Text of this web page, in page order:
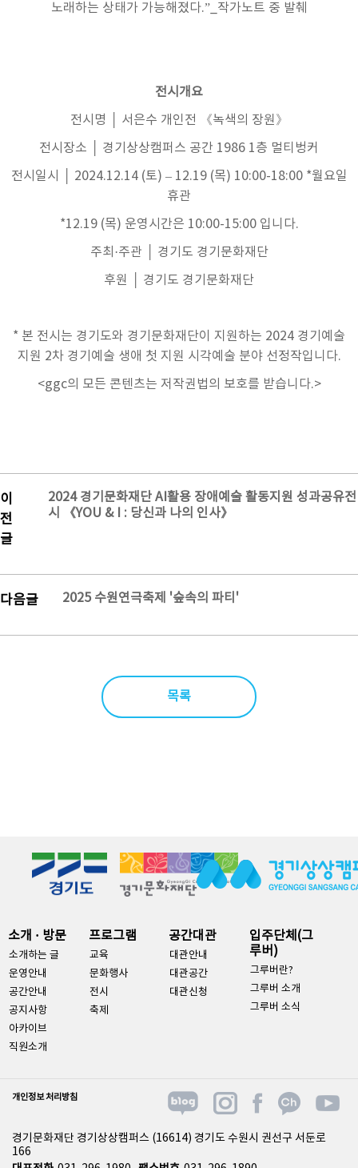
노래하는 상태가 가능해졌다.”_작가노트 중 발췌
전시개요
전시명 │ 서은수 개인전 《녹색의 장원》
전시장소 │ 경기상상캠퍼스 공간 1986 1층 멀티벙커
전시일시 │ 2024.12.14 (토) – 12.19 (목) 10:00-18:00 *월요일
휴관
*12.19 (목) 운영시간은 10:00-15:00 입니다.
주최·주관 │ 경기도 경기문화재단
후원 │ 경기도 경기문화재단
* 본 전시는 경기도와 경기문화재단이 지원하는 2024 경기예술
지원 2차 경기예술 생애 첫 지원 시각예술 분야 선정작입니다.
<ggc의 모든 콘텐츠는 저작권법의 보호를 받습니다.>
이
전
글
2024 경기문화재단 AI활용 장애예술 활동지원 성과공유전
시 《YOU & I : 당신과 나의 인사》
다음글 2025 수원연극축제 '숲속의 파티'
목록
소개 · 방문
소개하는 글
운영안내
공간안내
공지사항
아카이브
직원소개
프로그램
교육
문화행사
전시
축제
공간대관
대관안내
대관공간
대관신청
입주단체(그
루버)
그루버란?
그루버 소개
그루버 소식
개인정보 처리방침
경기문화재단 경기상상캠퍼스 (16614) 경기도 수원시 권선구 서둔로
166